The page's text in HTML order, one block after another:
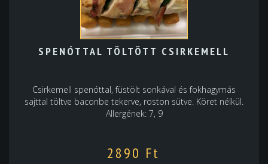
SPENÓTTAL TÖLTÖTT CSIRKEMELL
Csirkemell spenóttal, füstölt sonkával és fokhagymás
sajttal töltve baconbe tekerve, roston sütve. Köret nélkül.
Allergének: 7, 9
2890 Ft